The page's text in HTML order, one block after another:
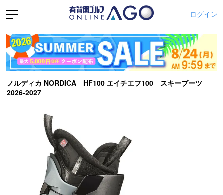
ログイン
ノルディカ NORDICA HF100 エイチエフ100 スキーブーツ
2026-2027